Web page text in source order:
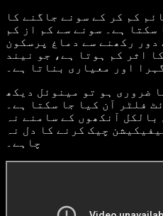
کم کر کے سونے جاگنے کا
ہے۔ سونے سے کم از کم
دور رکھنے سے دماغ پرسکون
اثر کم ہوتا ہے، جو نیند
اور معیاری بناتا ہے۔
ضروری ہو تو مینوئل دیکھ
فلٹر آن کیا جا سکتا ہے۔
آنکھوں کے سامنے نہ
چیک کرنے کا دل نہ
چاہے۔